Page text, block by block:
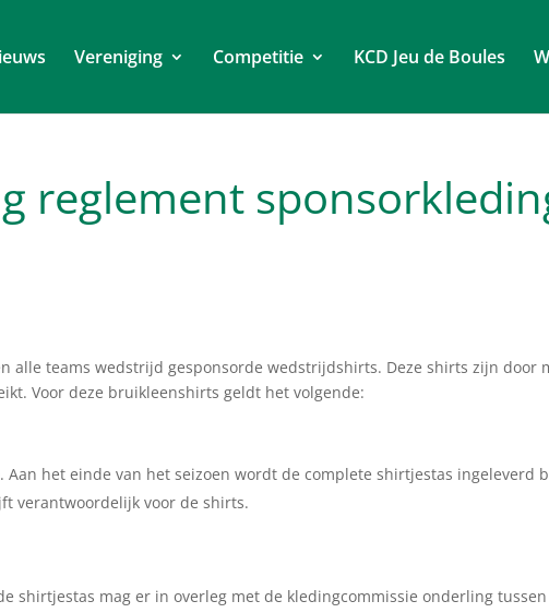
Vereniging Competitie KCD Jeu de Boules
reglement
alle teams wedstrijd gesponsorde wedstrijdshirts. Deze shirts zijn door
Voor deze bruikleenshirts geldt het volgende:
Aan het einde van het seizoen wordt de complete shirtjestas ingeleverd
verantwoordelijk voor de shirts.
shirtjestas mag er in overleg met de kledingcommissie onderling